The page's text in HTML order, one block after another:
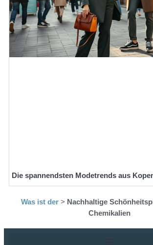
Die spannendsten Modetrends aus
Was ist der > Nachhaltige
Chemikalien